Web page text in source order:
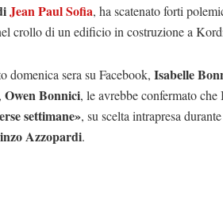
Jean Paul Sofia, ha scatenato forti
crollo di un edificio in costruzione a
domenica sera su Facebook, Isabelle
Owen Bonnici, le avrebbe confermato
settimane», su scelta intrapresa
Azzopardi.